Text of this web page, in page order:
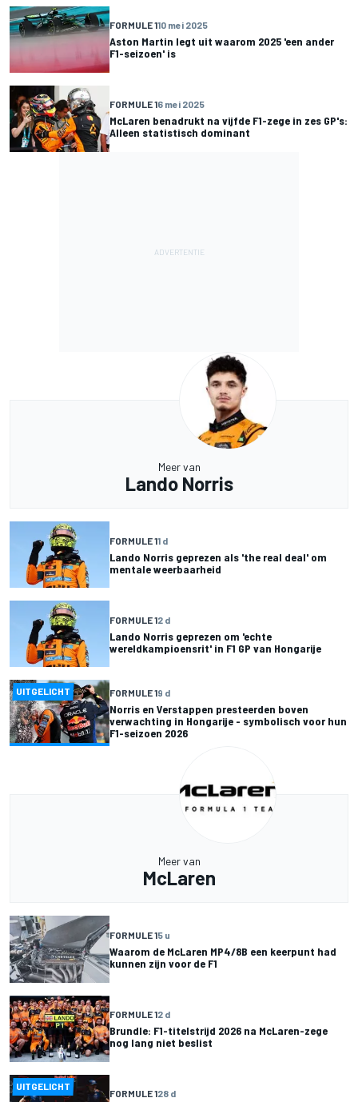
FORMULE 110 mei 2025
Aston Martin legt uit waarom 2025 'een ander
F1-seizoen' is
FORMULE 16 mei 2025
McLaren benadrukt na vijfde F1-zege in zes GP's:
Alleen statistisch dominant
Meer van
Lando Norris
FORMULE 11 d
Lando Norris geprezen als 'the real deal' om
mentale weerbaarheid
FORMULE 12 d
Lando Norris geprezen om 'echte
wereldkampioensrit' in F1 GP van Hongarije
UITGELICHT FORMULE 19 d
Norris en Verstappen presteerden boven
verwachting in Hongarije - symbolisch voor hun
F1-seizoen 2026
Meer van
McLaren
FORMULE 15 u
Waarom de McLaren MP4/8B een keerpunt had
kunnen zijn voor de F1
FORMULE 12 d
Brundle: F1-titelstrijd 2026 na McLaren-zege
nog lang niet beslist
UITGELICHT
FORMULE 128 d